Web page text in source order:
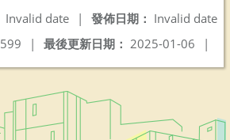
發佈日期： Invalid date
Invalid date
|
最後更新日期： 2025-01-06 |
599 |